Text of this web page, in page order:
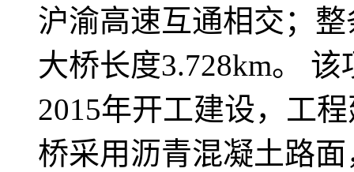
沪渝高速互通相交；
大桥长度3.728km。
2015年开工建设，工
桥采用沥青混凝土路